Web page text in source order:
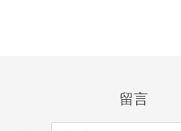
留言